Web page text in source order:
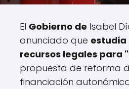
El Gobierno de Isabel
anunciado que estudia
recursos legales para
propuesta de reforma
financiación